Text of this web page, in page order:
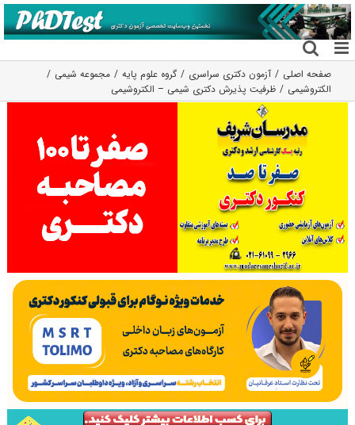
رفتن
به
محتوا
صفحه اصلی آزمون دکتری سراسری گروه علوم پايه
مجموعه شیمی
الکتروشیمی
ظرفیت پذیرش دکتری شیمی – الکتروشیمی